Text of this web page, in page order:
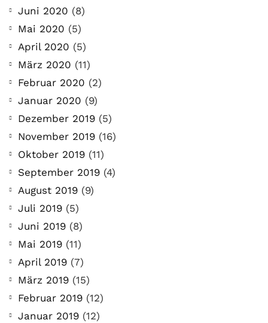
Juni 2020 (8)
Mai 2020 (5)
April 2020 (5)
März 2020 (11)
Februar 2020 (2)
Januar 2020 (9)
Dezember 2019 (5)
November 2019 (16)
Oktober 2019 (11)
September 2019 (4)
August 2019 (9)
Juli 2019 (5)
Juni 2019 (8)
Mai 2019 (11)
April 2019 (7)
März 2019 (15)
Februar 2019 (12)
Januar 2019 (12)